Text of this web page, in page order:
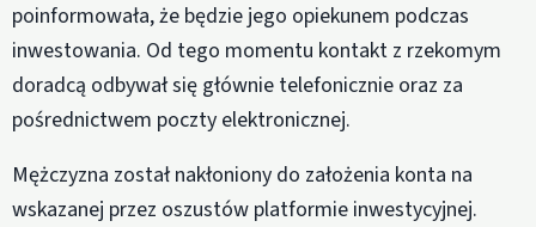
poinformowała, że będzie jego opiekunem podczas
inwestowania. Od tego momentu kontakt z rzekomym
doradcą odbywał się głównie telefonicznie oraz za
pośrednictwem poczty elektronicznej.
Mężczyzna został nakłoniony do założenia konta na
wskazanej przez oszustów platformie inwestycyjnej.